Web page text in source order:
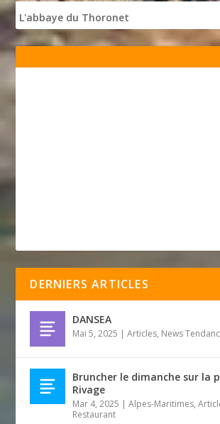
L'abbaye du Thoronet
DERNIERS ARTICLES
DANSEA
Mai 5, 2025 |Articles, News
Bruncher le dimanche sur la
Rivage
Mar 4, 2025 |Alpes-Maritimes,
Restaurant